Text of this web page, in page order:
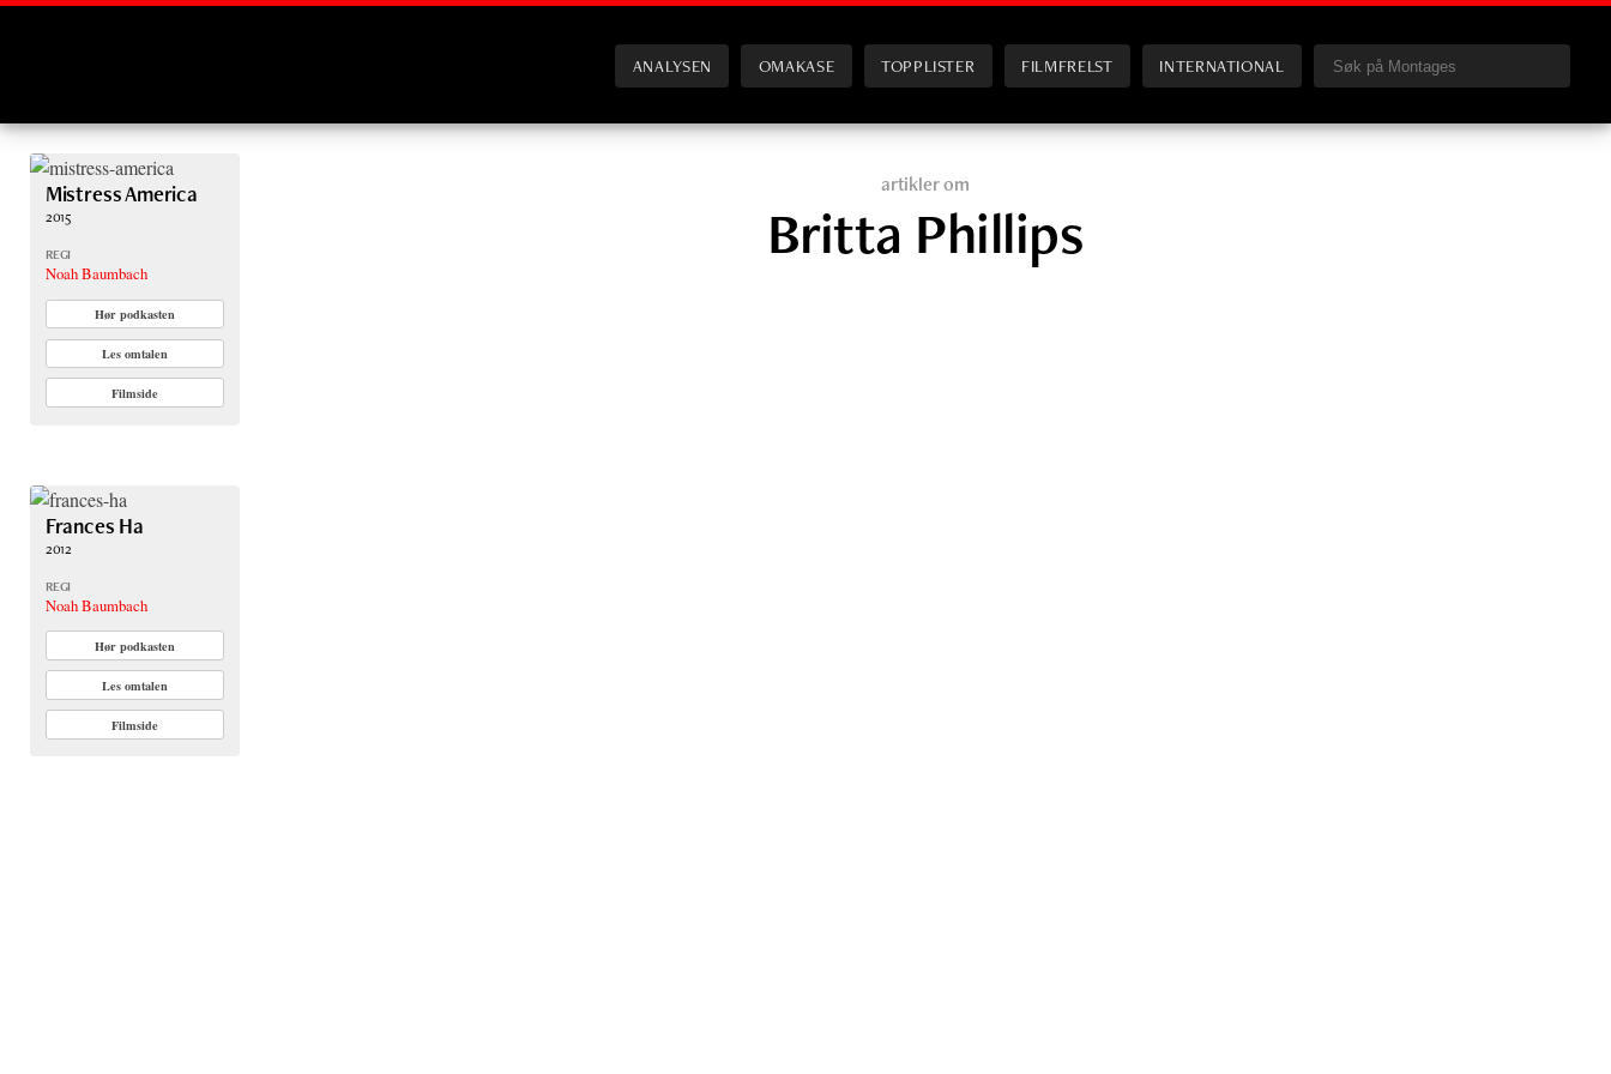
ANALYSEN OMAKASE TOPPLISTER FILMFRELST INTERNATIONAL
Mistress America
2015
REGI
Noah Baumbach
Hør podkasten
Les omtalen
Filmside
Frances Ha
2012
REGI
Noah Baumbach
Hør podkasten
Les omtalen
Filmside
artikler om
Britta Phillips